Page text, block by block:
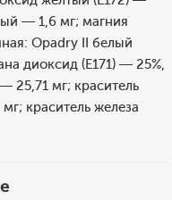
— 1,6 мг; магния
Opadry II белый
диоксид (E171) — 25%,
25,71 мг; краситель
краситель железа